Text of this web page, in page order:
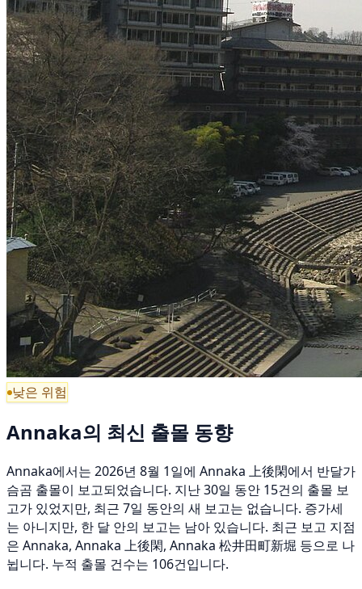
낮은 위험
Annaka의 최신 출몰 동향
Annaka에서는 2026년 8월 1일에 Annaka 上後閑에서 반달가
슴곰 출몰이 보고되었습니다. 지난 30일 동안 15건의 출몰 보
고가 있었지만, 최근 7일 동안의 새 보고는 없습니다. 증가세
는 아니지만, 한 달 안의 보고는 남아 있습니다. 최근 보고 지점
은 Annaka, Annaka 上後閑, Annaka 松井田町新堀 등으로 나
뉩니다. 누적 출몰 건수는 106건입니다.